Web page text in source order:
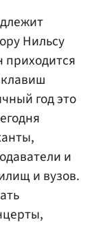
Нильсу
приходится
год это
и
и вузов.